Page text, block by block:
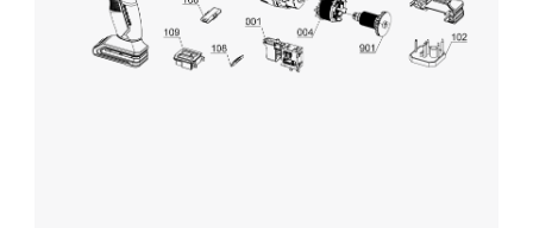
This content is not permitted to load due
to trackers that are not disclosed to the
visitor. The website owner needs to setup